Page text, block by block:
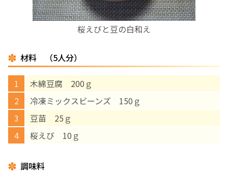
桜えびと豆の白和え
材料 （5人分）
木綿豆腐 200ｇ
冷凍ミックスビーンズ 150ｇ
豆苗 25ｇ
桜えび 10ｇ
調味料
母乳育児
その他の診療内容
‘さんルーム’ でさまざまな講座・クラス
遠方にお住まいで当院での出産を希望される方へ